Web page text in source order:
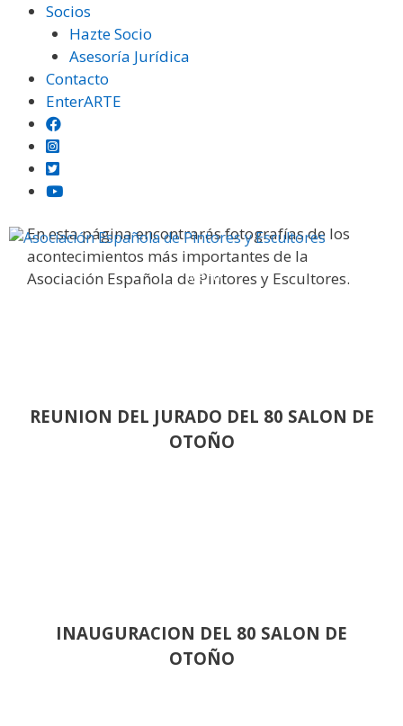
Saltar
contenido
Socios
Hazte Socio
Asesoría Jurídica
Contacto
EnterARTE
Menú
En esta página encontrarás fotografías de los
acontecimientos más importantes de la
Asociación Española de Pintores y Escultores.
REUNION DEL JURADO DEL 80 SALON DE
OTOÑO
INAUGURACION DEL 80 SALON DE
OTOÑO